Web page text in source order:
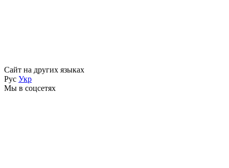
Сайт на других языках
Рус Укр
Мы в соцсетях